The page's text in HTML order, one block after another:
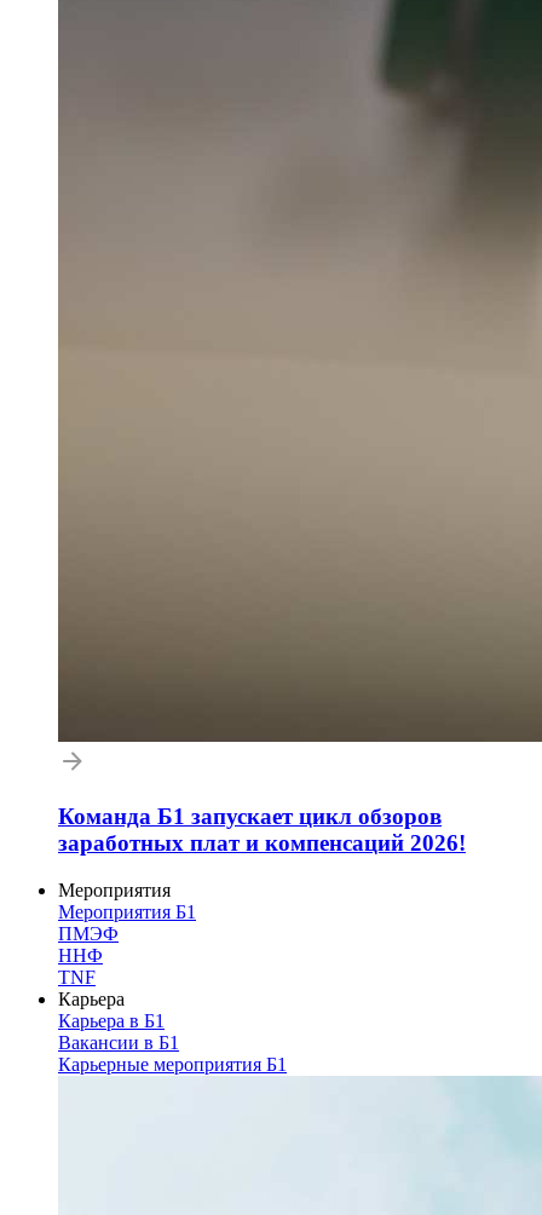
Команда Б1 запускает цикл обзоров
заработных плат и компенсаций 2026!
Мероприятия
Мероприятия Б1
ПМЭФ
ННФ
TNF
Карьера
Карьера в Б1
Вакансии в Б1
Карьерные мероприятия Б1